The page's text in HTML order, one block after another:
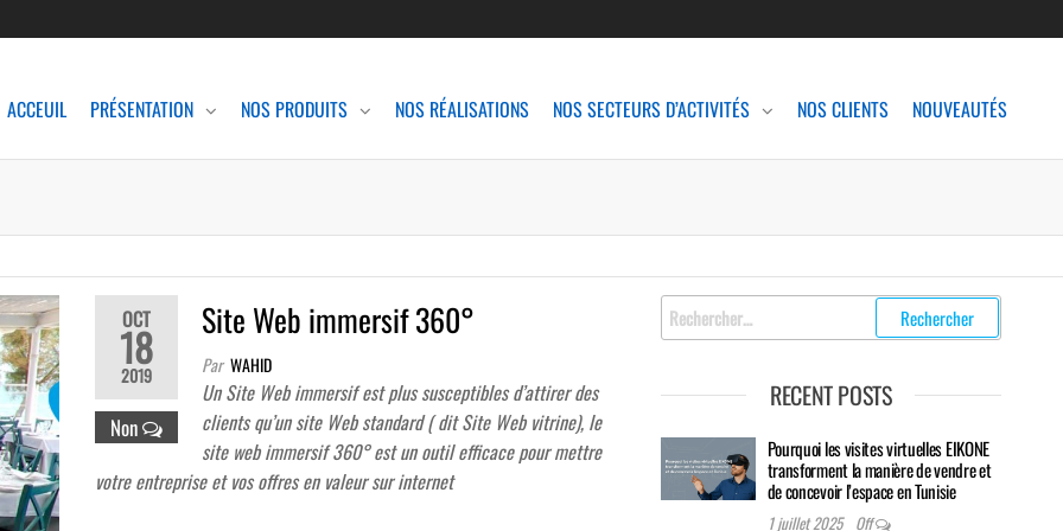
ACCEUIL PRÉSENTATION NOS PRODUITS NOS RÉALISATIONS NOS SECTEURS D’ACTIVITÉS NOS CLIENTS NOUVEAUTÉS
OCT
18
2019
Non
Site Web immersif 360°
Par WAHID
Un Site Web immersif est plus susceptibles d’attirer des
clients qu’un site Web standard ( dit Site Web vitrine), le
site web immersif 360° est un outil efficace pour mettre
votre entreprise et vos offres en valeur sur internet
Rechercher
:
RECENT POSTS
Pourquoi les visites virtuelles EIKONE
transforment la manière de vendre et
de concevoir l’espace en Tunisie
1 juillet 2025 Off